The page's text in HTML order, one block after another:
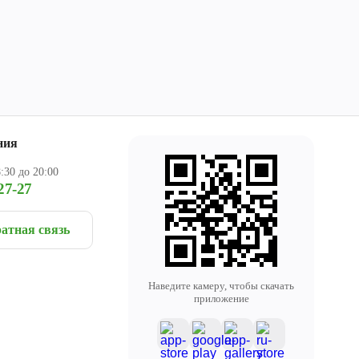
до 20:00
27
связь
Наведите камеру, чтобы скачать
приложение